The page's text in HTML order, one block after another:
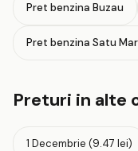
Pret benzina Buzau
Pret benzina Satu
Preturi in alte
1 Decembrie (9.47 lei)